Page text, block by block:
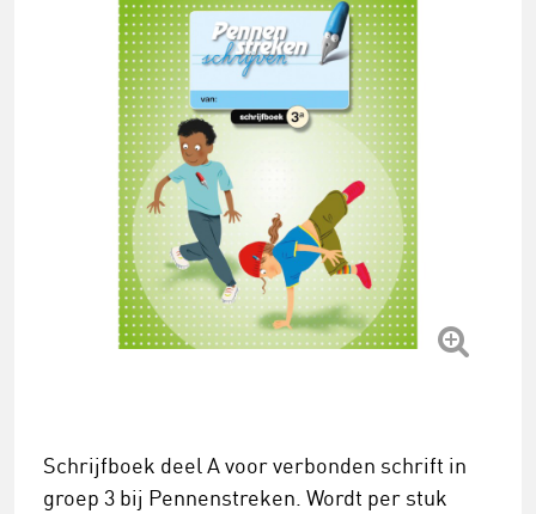
Schrijfboek deel A voor verbonden schrift in
groep 3 bij Pennenstreken. Wordt per stuk